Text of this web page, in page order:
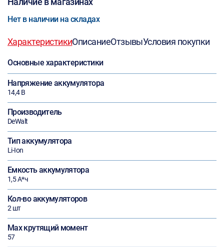
Нет в наличии на складах
ХарактеристикиОписаниеОтзывыУсловия покупки
Основные характеристики
Напряжение аккумулятора
14,4 В
Производитель
DeWalt
Тип аккумулятора
Li-Ion
Емкость аккумулятора
1,5 А*ч
Кол-во аккумуляторов
2 шт
Max крутящий момент
57